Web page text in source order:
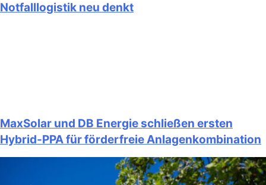
Notfalllogistik neu denkt
MaxSolar und DB Energie schließen ersten
Hybrid-PPA für förderfreie Anlagenkombination